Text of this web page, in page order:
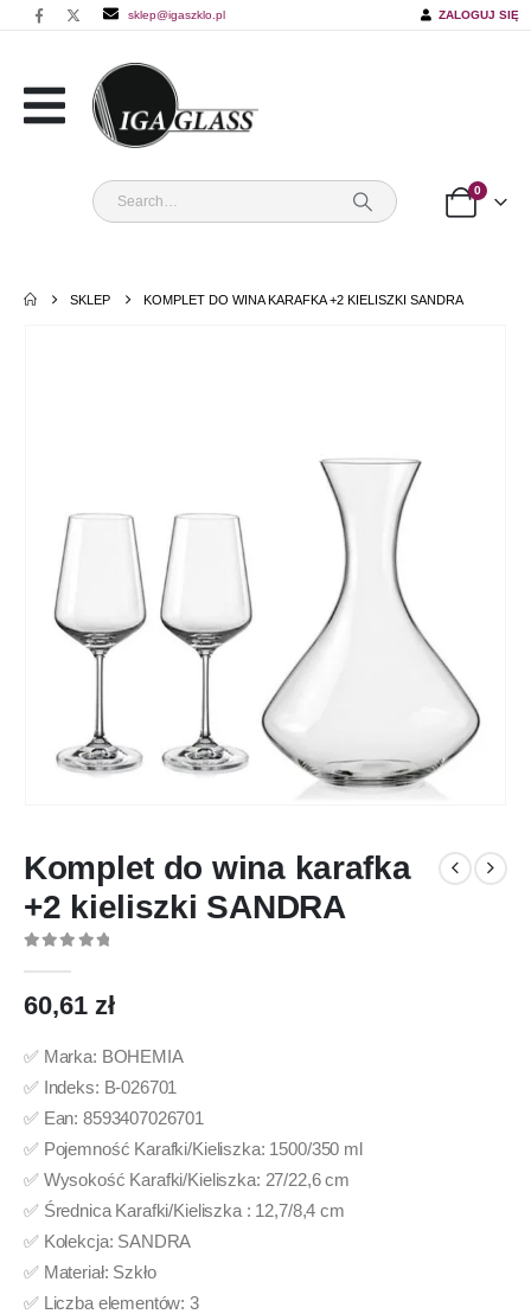
sklep@igaszklo.pl ZALOGUJ SIĘ
0
SKLEP KOMPLET DO WINA KARAFKA +2 KIELISZKI SANDRA
Komplet do wina karafka
+2 kieliszki SANDRA
60,61 zł
✅ Marka: BOHEMIA
✅ Indeks: B-026701
✅ Ean: 8593407026701
✅ Pojemność Karafki/Kieliszka: 1500/350 ml
✅ Wysokość Karafki/Kieliszka: 27/22,6 cm
✅ Średnica Karafki/Kieliszka : 12,7/8,4 cm
✅ Kolekcja: SANDRA
✅ Materiał: Szkło
✅ Liczba elementów: 3